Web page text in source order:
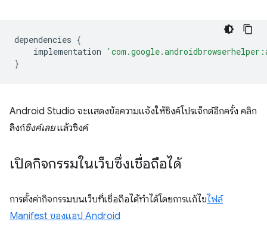
dependencies {
implementation
}
Android Studio จะแสดงข้อความแจ้งให้ซิงค์โปรเจ็กต์อีกครั้ง คลิก
ลิงก์ซิงค์เลยแล้วซิงค์
เปิดกิจกรรมในเว็บซึ่งเชื่อถือได้
การตั้งค่ากิจกรรมบนเว็บที่เชื่อถือได้ทำได้โดยการแก้ไขไฟล์
Manifest ของแอป Android